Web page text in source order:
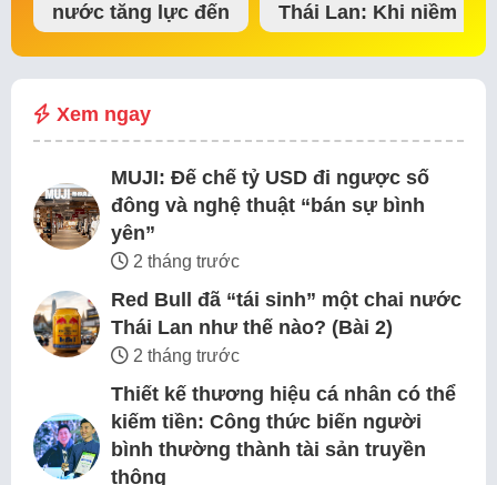
nước tăng lực đến
đế chế thể…
Thái Lan: Khi niềm
tin thị trường bắt…
Xem ngay
MUJI: Đế chế tỷ USD đi ngược số
đông và nghệ thuật “bán sự bình
yên”
2 tháng trước
Red Bull đã “tái sinh” một chai nước
Thái Lan như thế nào? (Bài 2)
2 tháng trước
Thiết kế thương hiệu cá nhân có thể
kiếm tiền: Công thức biến người
bình thường thành tài sản truyền
thông